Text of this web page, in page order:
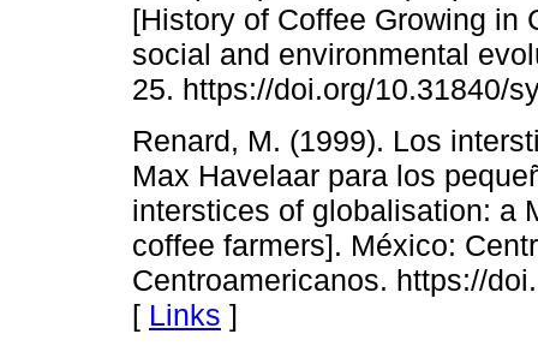
[History of Coffee Growing in
social and environmental
25. https://doi.org/10.31840/
Renard, M. (1999). Los
Max Havelaar para los
interstices of globalisation: a
coffee farmers]. México:
Centroamericanos. https://
[ Links ]